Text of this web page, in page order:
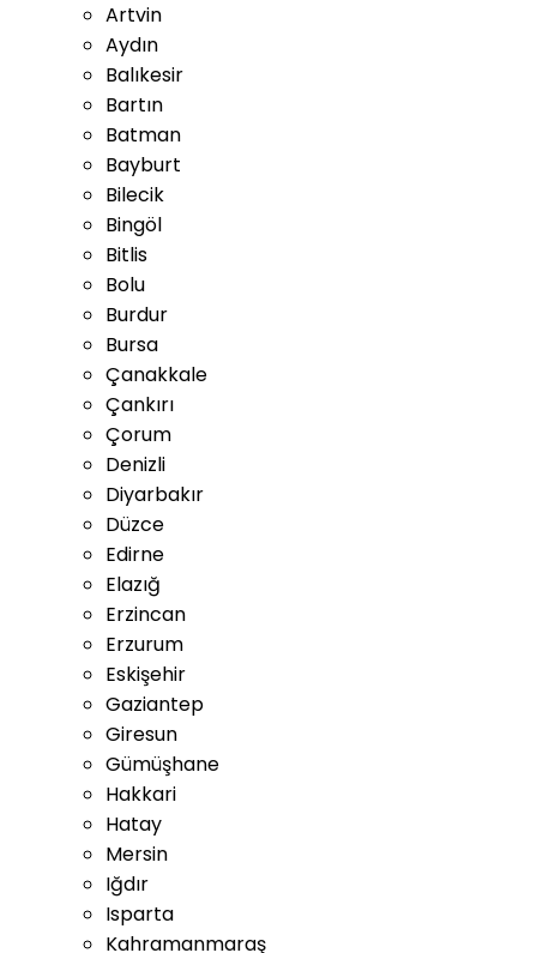
Artvin
Aydın
Balıkesir
Bartın
Batman
Bayburt
Bilecik
Bingöl
Bitlis
Bolu
Burdur
Bursa
Çanakkale
Çankırı
Çorum
Denizli
Diyarbakır
Düzce
Edirne
Elazığ
Erzincan
Erzurum
Eskişehir
Gaziantep
Giresun
Gümüşhane
Hakkari
Hatay
Mersin
Iğdır
Isparta
Kahramanmaraş